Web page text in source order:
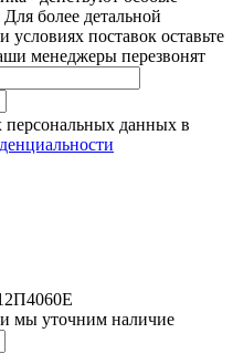
более детальной
поставок оставьте
менеджеры перезвонят
персональных данных в
мы уточним наличие